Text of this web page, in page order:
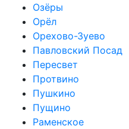
Озёры
Орёл
Орехово-Зуево
Павловский Посад
Пересвет
Протвино
Пушкино
Пущино
Раменское